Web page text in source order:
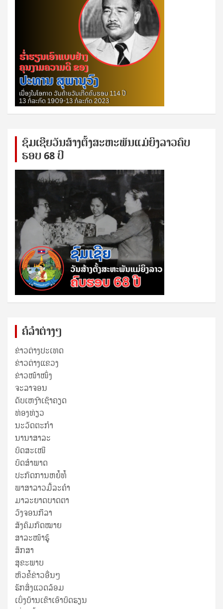
ຊົ​ມ​ເຊີຍ​ວັນ​ສ້າງ​ຕັ້ງ​ສະ​ຫະ​ພັນ​ແມ່​ຍິງ​​ລາວຄົບ​
ຮອບ 68 ປິ
ຄໍລຳຕ່າງໆ
ຂ່າວຕ່າງປະເທດ
ຂ່າວ​ຕ່າງ​ແຂວງ
ຂ່າວໜ້າໜຶ່ງ
ຈະລາຈອນ
ດັບເຫງົາເຊົາຄຽດ
ທ່ອງທ່ຽວ
ນະວັດຕະກໍາ
ນານາສາລະ
ບົດສະເໜີ
ບົດສໍາພາດ
ປະກົດການຫຍໍ້ທໍ້
ພາສາລາວມື້ລະຄຳ
ມາລະຍາດບາດຕາ
ວົງຈອນກີລາ
ສັງຄົມກົດໝາຍ
ສາລະໜ້າຮູ້
ສຶກສາ
ສຸ​ຂະ​ພາບ
ຫົວຂໍ້ຂ່າວອື່ນໆ
ຮັກສິ່ງແວດລ້ອມ
ເບິ່ງບ້ານເຂົາເອົາບົດຮຽນ